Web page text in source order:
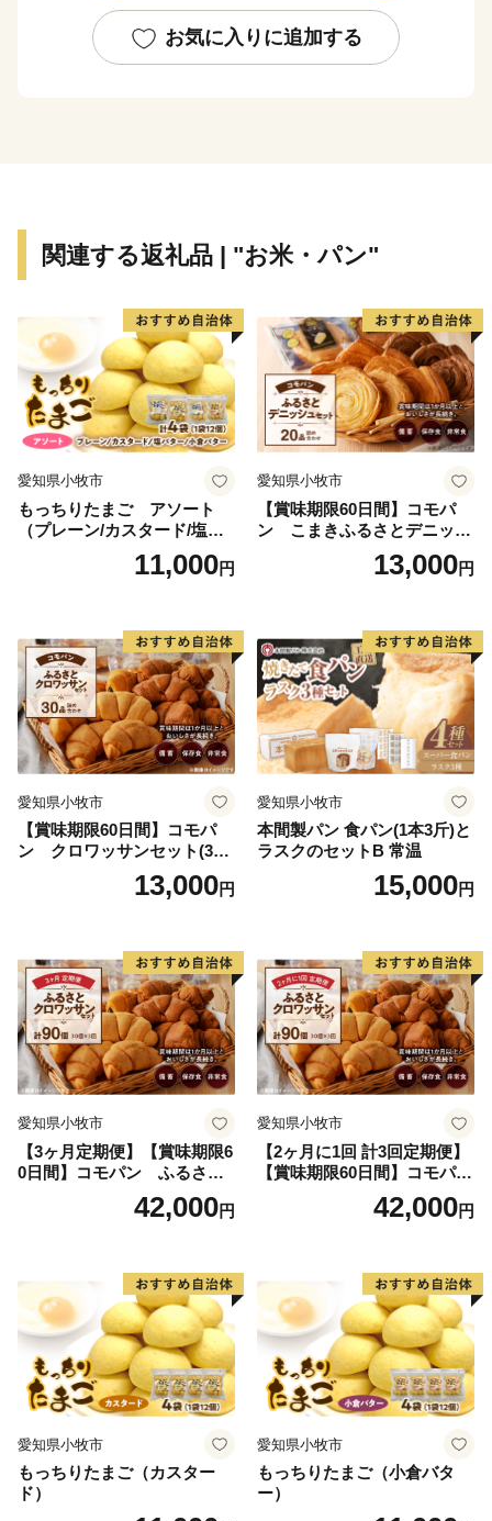
る「園むすびプロジェクト」の取り組みは、第34回都市
公園等コンクールにて最高賞である国土交通大臣賞を受
the center of Toyama. Prefecture and the smallest
The main industry is agriculture. Taking advantage of
subsoil water from the majestic Tateyama Mountain and
fertile soil, Koshihikari rice is mainly producted in the area.
We have taken on the challenge of “building a community
for mutual support in raising children”. and we are
sector.
The "En Musubi Project" that has been carried out in the
Transport and Tourism Award It has attracted the attention
お気に入りに追加する
関連する返礼品 | "お米・パン"
愛知県小牧市
もっちりたまご アソート
（プレーン/カスタード/塩バ
ター/小倉バター）11,000円
愛知県小牧市
【賞味期限60日間】コモパ
ン こまきふるさとデニッシ
ュセット（20個入り）／災害
用備蓄 保存食 非常食 防災グ
13,000円
愛知県小牧市
【賞味期限60日間】コモパ
ン クロワッサンセット(30
個入り)／災害用備蓄 保存食
非常食 防災グッズにも
13,000円
愛知県小牧市
本間製パン 食パン(1本3斤)と
ラスクのセットB 常温
15,000円
愛知県小牧市
【3ヶ月定期便】【賞味期限6
0日間】コモパン ふるさと
クロワッサンセット（計90
個）／災害用備蓄 保存食 非
42,000円
愛知県小牧市
【2ヶ月に1回 計3回定期便】
【賞味期限60日間】コモパ
ン ふるさとクロワッサンセ
ット（計90個）／災害用備蓄
42,000円
愛知県小牧市
もっちりたまご（カスター
ド）
愛知県小牧市
もっちりたまご（小倉バタ
ー）